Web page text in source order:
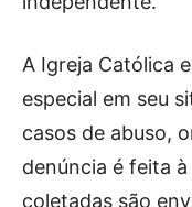
A Igreja Católica
especial em seu
casos de abuso,
denúncia é feita
coletadas são